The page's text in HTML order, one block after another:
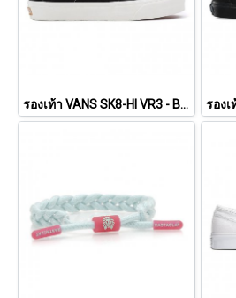
รองเท้า VANS SK8-HI VR3 - Black/Marshmallow [VN0005UN1KP]